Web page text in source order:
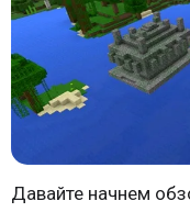
Давайте начнем